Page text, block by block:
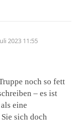
2023 11:55
noch so fett
– es ist
eine
sich doch